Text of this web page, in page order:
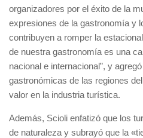
organizadores por el éxito de la
expresiones de la gastronomía y
contribuyen a romper la
de nuestra gastronomía es una
nacional e internacional”, y
gastronómicas de las regiones
valor en la industria turística.
Además, Scioli enfatizó que los
de naturaleza y subrayó que la